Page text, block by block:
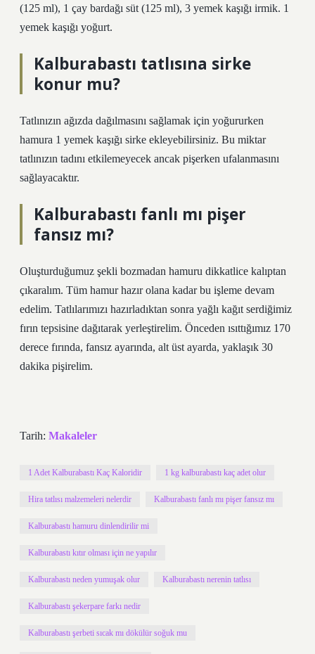
(125 ml), 1 çay bardağı süt (125 ml), 3 yemek kaşığı irmik. 1
yemek kaşığı yoğurt.
Kalburabastı tatlısına sirke
konur mu?
Tatlınızın ağızda dağılmasını sağlamak için yoğururken
hamura 1 yemek kaşığı sirke ekleyebilirsiniz. Bu miktar
tatlınızın tadını etkilemeyecek ancak pişerken ufalanmasını
sağlayacaktır.
Kalburabastı fanlı mı pişer
fansız mı?
Oluşturduğumuz şekli bozmadan hamuru dikkatlice kalıptan
çıkaralım. Tüm hamur hazır olana kadar bu işleme devam
edelim. Tatlılarımızı hazırladıktan sonra yağlı kağıt serdiğimiz
fırın tepsisine dağıtarak yerleştirelim. Önceden ısıttığımız 170
derece fırında, fansız ayarında, alt üst ayarda, yaklaşık 30
dakika pişirelim.
Tarih: Makaleler
1 Adet Kalburabastı Kaç Kaloridir 1 kg kalburabastı kaç adet olur
Hira tatlısı malzemeleri nelerdir Kalburabastı fanlı mı pişer fansız mı
Kalburabastı hamuru dinlendirilir mi
Kalburabastı kıtır olması için ne yapılır
Kalburabastı neden yumuşak olur Kalburabastı nerenin tatlısı
Kalburabastı şekerpare farkı nedir
Kalburabastı şerbeti sıcak mı dökülür soğuk mu